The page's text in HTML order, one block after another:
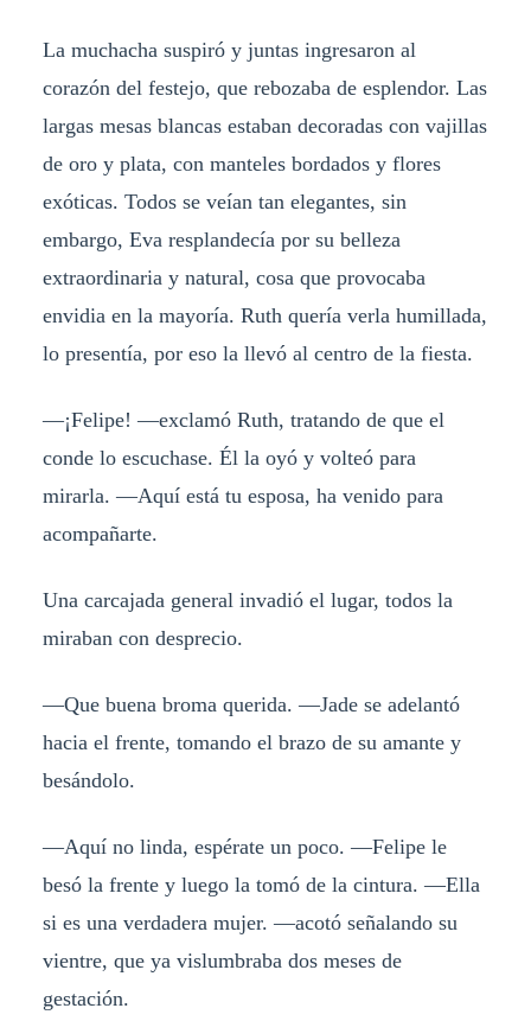
La muchacha suspiró y juntas ingresaron al
corazón del festejo, que rebozaba de esplendor. Las
largas mesas blancas estaban decoradas con vajillas
de oro y plata, con manteles bordados y flores
exóticas. Todos se veían tan elegantes, sin
embargo, Eva resplandecía por su belleza
extraordinaria y natural, cosa que provocaba
envidia en la mayoría. Ruth quería verla humillada,
lo presentía, por eso la llevó al centro de la fiesta.
—¡Felipe! —exclamó Ruth, tratando de que el
conde lo escuchase. Él la oyó y volteó para
mirarla. —Aquí está tu esposa, ha venido para
acompañarte.
Una carcajada general invadió el lugar, todos la
miraban con desprecio.
—Que buena broma querida. —Jade se adelantó
hacia el frente, tomando el brazo de su amante y
besándolo.
—Aquí no linda, espérate un poco. —Felipe le
besó la frente y luego la tomó de la cintura. —Ella
si es una verdadera mujer. —acotó señalando su
vientre, que ya vislumbraba dos meses de
gestación.